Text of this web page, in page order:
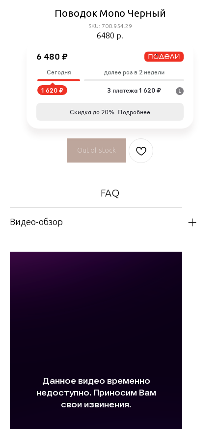
Поводок Mono Черный
SKU: 700.954.29
6480 р.
6 480 ₽
Сегодня
1 620 ₽
далее раз в 2 недели
3 платежа 1 620 ₽
Скидка до 20%. Подробнее
Out of stock
FAQ
Видео-обзор